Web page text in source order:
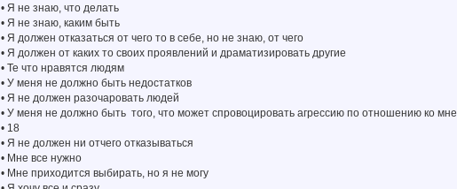
• Я не знаю, что делать
• Я не знаю, каким быть
• Я должен отказаться от чего то в себе, но не знаю, от чего
• Я должен от каких то своих проявлений и драматизировать другие
• Те что нравятся людям
• У меня не должно быть недостатков
• Я не должен разочаровать людей
• У меня не должно быть того, что может спровоцировать агрессию по отношению ко мне
• 18
• Я не должен ни отчего отказываться
• Мне все нужно
• Мне приходится выбирать, но я не могу